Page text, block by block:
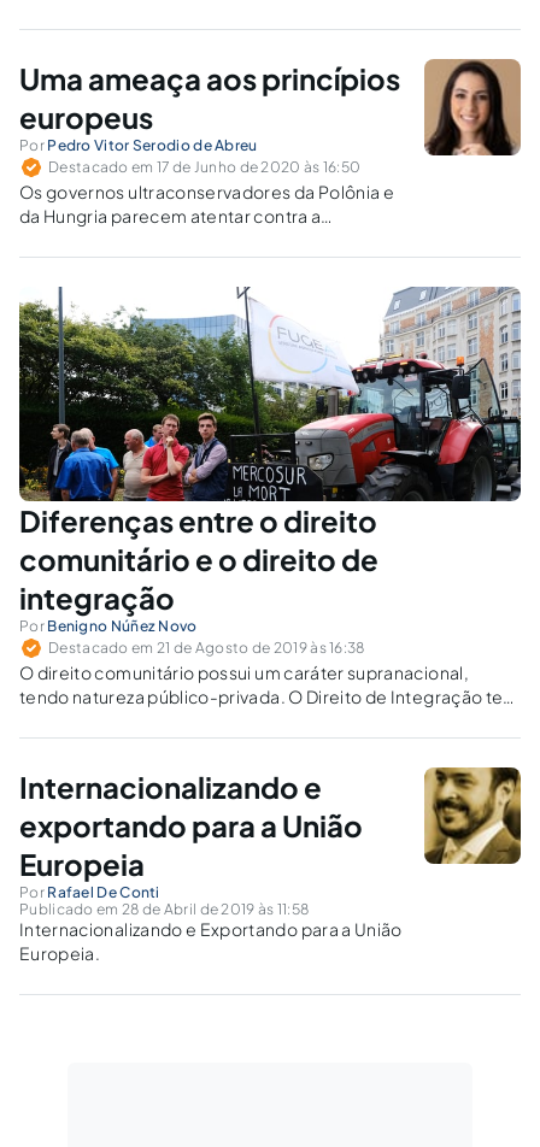
comportamental impingida pelas grandes corporações
Uma ameaça aos princípios
europeus
Por Pedro Vitor Serodio de Abreu
Destacado em 17 de Junho de 2020 às 16:50
Os governos ultraconservadores da Polônia e
da Hungria parecem atentar contra a
Europeia tomasse medidas para impedi-los.
Diferenças entre o direito
comunitário e o direito de
integração
Por Benigno Núñez Novo
Destacado em 21 de Agosto de 2019 às 16:38
O direito comunitário possui um caráter supranacional,
tendo natureza público-privada. O Direito de Integração tem
objetivos comuns, geralmente entre países próximos
Internacionalizando e
exportando para a União
Europeia
Por Rafael De Conti
Publicado em 28 de Abril de 2019 às 11:58
Internacionalizando e Exportando para a União
Europeia.